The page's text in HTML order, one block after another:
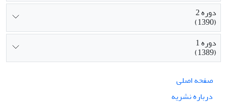
دوره 2
(1390)
دوره 1
(1389)
صفحه اصلی
درباره نشریه